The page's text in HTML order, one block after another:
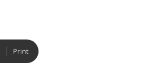
Print